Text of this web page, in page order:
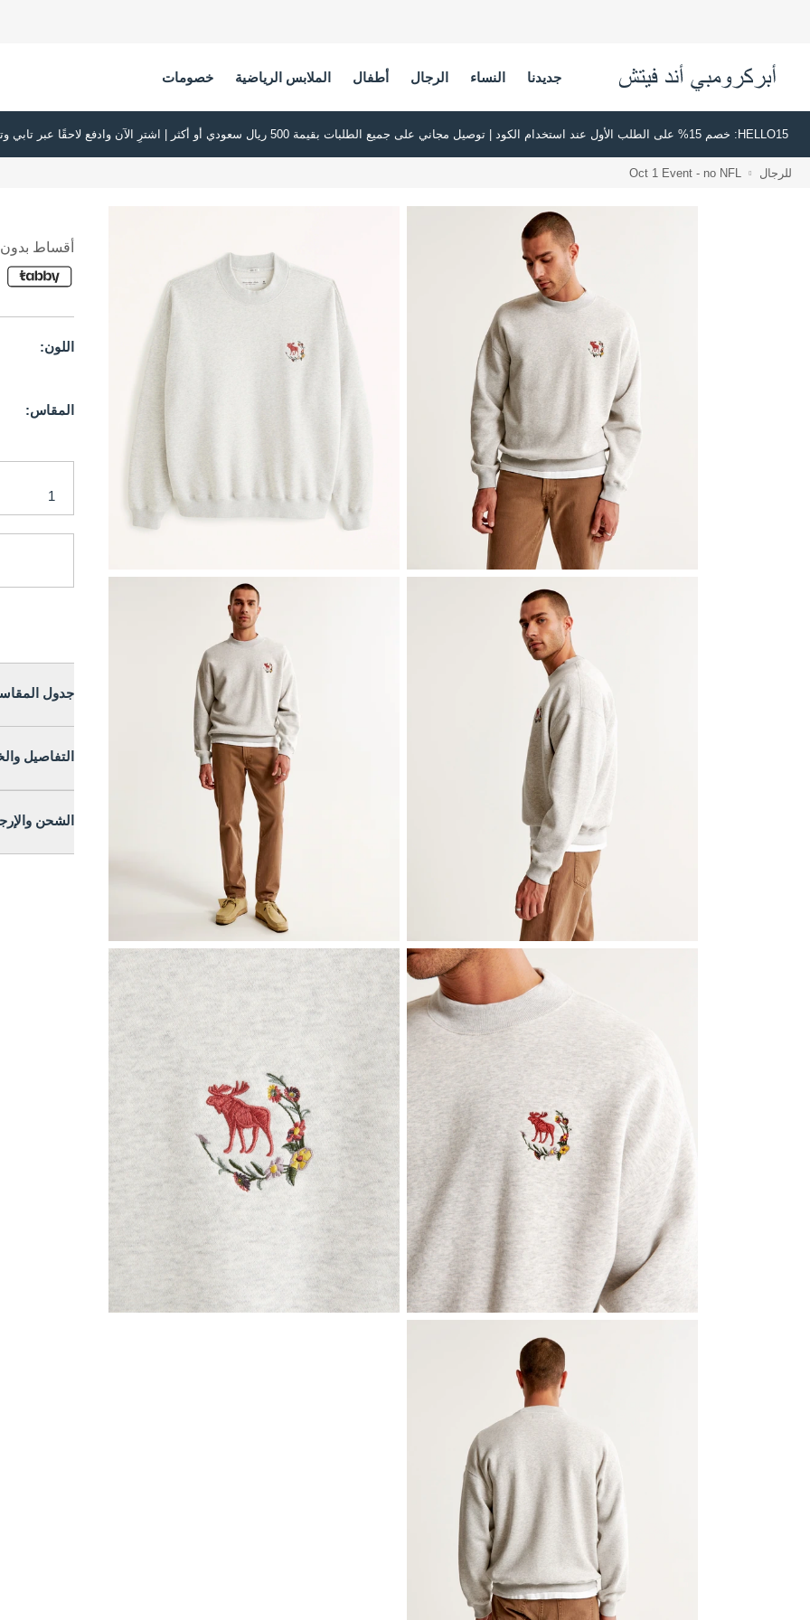
جديدنا النساء الرجال أطفال الملابس الرياضية خصومات
HELLO15: خصم 15% على الطلب الأول عند استخدام الكود | توصيل مجاني على جميع الطلبات بقيمة 500 ريال سعودي أو أكثر | اشترِ الآن وادفع لاحقًا عبر تابي وتمارا
للرجال Oct 1 Event - no NFL
أقساط بدون
اللون:
المقاس:
جدول
التفاصيل
الشحن